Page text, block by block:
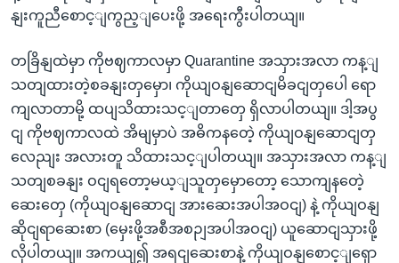
နျးကူညီစောင့ျကွည့ျပေးဖို့ အရေးကွီးပါတယျ။
တခြိနျထဲမှာ ကိုဗဈကာလမှာ Quarantine အသှားအလာ ကန့ျ
သတျထားတဲ့စခနျးတှမှော၊ ကိုယျဝနျဆောငျမိခငျတှပေါ ရော
ကျလာတာမို့ ထပျသိထားသင့ျတာတှေ ရှိလာပါတယျ။ ဒါ့အပွ
ငျ ကိုဗဈကာလထဲ အိမျမှာပဲ အဓိကနတေဲ့ ကိုယျဝနျဆောငျတှ
လေညျး အလားတူ သိထားသင့ျပါတယျ။ အသှားအလာ ကန့ျ
သတျစခနျး ဝငျရတော့မယ့ျသူတှမှောတော့ သောကျနတေဲ့
ဆေးတှေ (ကိုယျဝနျဆောငျ အားဆေးအပါအဝငျ) နဲ့ ကိုယျဝနျ
ဆိုငျရာဆေးစာ (မှေးဖို့အစီအစဉျအပါအဝငျ) ယူဆောငျသှားဖို့
လိုပါတယျ။ အကယျ၍ အရငျဆေးစာနဲ့ ကိုယျဝနျစောင့ျရှော